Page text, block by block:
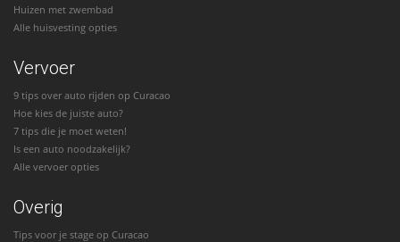
Huizen met zwembad
Alle huisvesting opties
Vervoer
9 tips over auto rijden op Curacao
Hoe kies de juiste auto?
7 tips die je moet weten!
Is een auto noodzakelijk?
Alle vervoer opties
Overig
Tips voor je stage op Curacao